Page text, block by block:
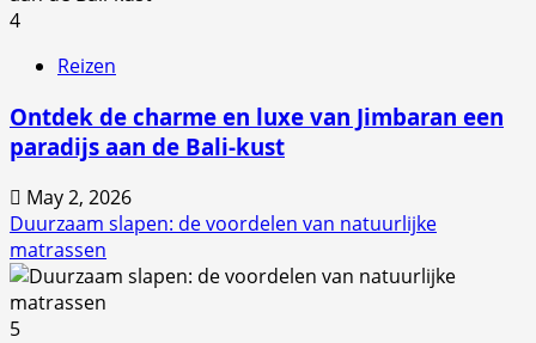
4
Reizen
Ontdek de charme en luxe van Jimbaran een
paradijs aan de Bali-kust
May 2, 2026
Duurzaam slapen: de voordelen van natuurlijke
matrassen
5